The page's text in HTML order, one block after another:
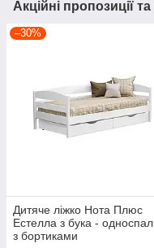
Акційні пропозиції
–30%
Дитяче ліжко Нота Плюс
Естелла з бука -
з бортиками